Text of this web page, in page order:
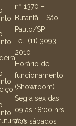
nº 1370 –
Butantã – São
Paulo/SP
Tel: (11) 3093-
2010
Horário de
funcionamento
(Showroom)
Seg a sex das
09 às 18:00 hrs
Aos sábados